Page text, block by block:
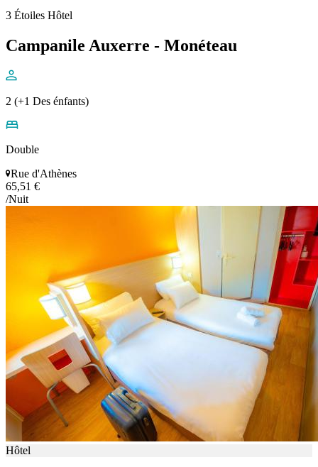
3 Étoiles Hôtel
Campanile Auxerre - Monéteau
2 (+1 Des énfants)
Double
Rue d'Athènes
65,51 €
/Nuit
Hôtel